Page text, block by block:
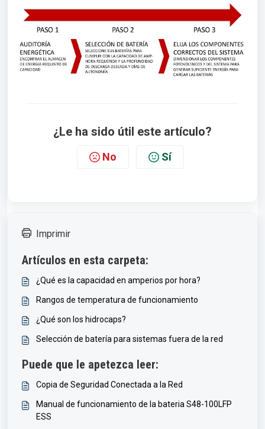
¿Le ha sido útil este artículo?
No Sí
Imprimir
Artículos en esta carpeta:
¿Qué es la capacidad en amperios por hora?
Rangos de temperatura de funcionamiento
¿Qué son los hidrocaps?
Selección de batería para sistemas fuera de la red
Puede que le apetezca leer:
Copia de Seguridad Conectada a la Red
Manual de funcionamiento de la bateria S48-100LFP
ESS